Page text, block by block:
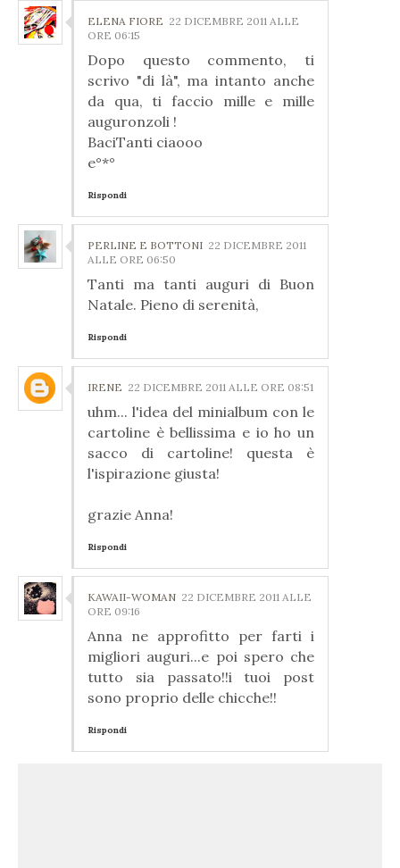
ELENA FIORE 22 DICEMBRE 2011 ALLE
ORE 06:15
Dopo questo commento, ti
scrivo "di là", ma intanto anche
da qua, ti faccio mille e mille
auguronzoli !
BaciTanti ciaooo
e°*°
Rispondi
PERLINE E BOTTONI 22 DICEMBRE 2011
ALLE ORE 06:50
Tanti ma tanti auguri di Buon
Natale. Pieno di serenità,
Rispondi
IRENE 22 DICEMBRE 2011 ALLE ORE 08:51
uhm... l'idea del minialbum con le
cartoline è bellissima e io ho un
sacco di cartoline! questa è
l'ispirazione giusta!
grazie Anna!
Rispondi
KAWAII-WOMAN 22 DICEMBRE 2011 ALLE
ORE 09:16
Anna ne approfitto per farti i
migliori auguri...e poi spero che
tutto sia passato!!i tuoi post
sono proprio delle chicche!!
Rispondi